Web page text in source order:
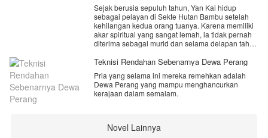
menyakitkan. Demian adalah duda muda dengan
seorang anak kecil yang kehilangan sosok ibu.
Dan Alysia baru menyadari satu hal setelah resmi
menjadi istrinya. Dia tidak pernah benar-benar
hadir sebagai perempuan yang dicintai. Dia hanya
bagi anak Demian. Arkhasa.
“Aku menikahimu supaya anakku punya ibu.”
Kalimat itu mengubah segalanya.
Untuk pertama kalinya, Alysia memilih berhenti
seperti darah daging sendiri.
Sejak berusia sepuluh tahun, Yan Kai hidup
sebagai pelayan di Sekte Hutan Bambu setelah
kehilangan kedua orang tuanya. Karena memiliki
akar spiritual yang sangat lemah, ia tidak pernah
diterima sebagai murid dan selama delapan tahun
perundungan, serta siksaan dari para murid sekte.
sebuah tugas sederhana membersihkan
perpustakaan kuno mengubah takdirnya
selamanya.
Tak Berujung, tempat seekor Naga Kegelapan
kuno disegel sejak ribuan tahun lalu akibat perang
Teknisi Rendahan Sebenarnya Dewa Perang
Pria yang selama ini mereka remehkan adalah
Dewa Perang yang mampu menghancurkan
kerajaan dalam semalam.
Novel Lainnya